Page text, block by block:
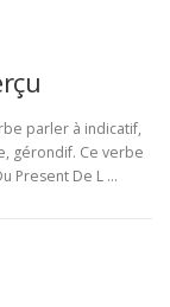
parler à indicatif,
gérondif. Ce verbe
Present De L …